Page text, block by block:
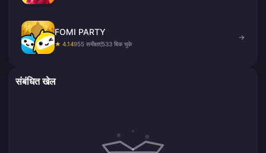
FOMI PARTY
★ 4.14955 समीक्षाएं533 बिक चुके
→
संबंधित खेल